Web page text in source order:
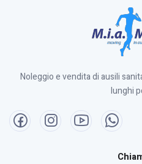
Noleggio e vendita di ausili
lunghi